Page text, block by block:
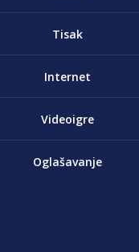
Tisak
Internet
Videoigre
Oglašavanje